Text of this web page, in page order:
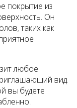
покрытие из
Он
таких как
любое
вид.
вы будете